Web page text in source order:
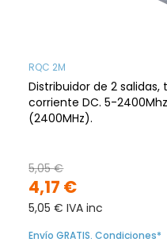
RQC 2M
Distribuidor de 2
corriente DC. 5-
(2400MHz).
4,17 €
5,05 €
5,05 € IVA inc
Envío GRATIS. Condiciones*